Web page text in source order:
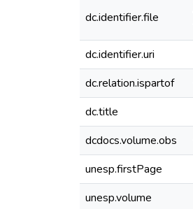
dc.identifier.file
dc.identifier.uri
dc.relation.ispartof
dc.title
dcdocs.volume.obs
unesp.firstPage
unesp.volume